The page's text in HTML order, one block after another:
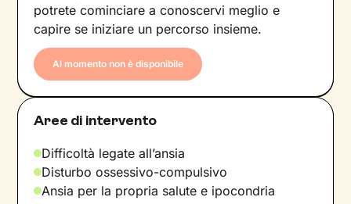
potrete cominciare a conoscervi meglio e
capire se iniziare un percorso insieme.
Al momento non è disponibile
Aree di intervento
Difficoltà legate all’ansia
Disturbo ossessivo-compulsivo
Ansia per la propria salute e ipocondria